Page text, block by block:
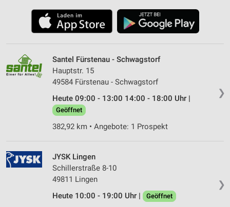
❯
Santel Fürstenau - Schwagstorf
Hauptstr. 15
49584 Fürstenau - Schwagstorf
Heute 09:00 - 13:00 14:00 - 18:00 Uhr |
Geöffnet
382,92 km • Angebote: 1 Prospekt
❯
JYSK Lingen
Schillerstraße 8-10
49811 Lingen
Heute 10:00 - 19:00 Uhr |
Geöffnet